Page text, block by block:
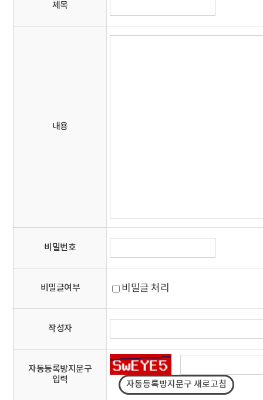
제목
내용
비밀번호
비밀글여부 비밀글 처리
작성자
자동등록방지문구
입력